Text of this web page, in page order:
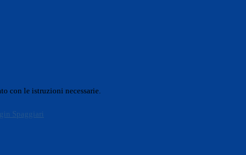
con le istruzioni necessarie.
Spaggiari